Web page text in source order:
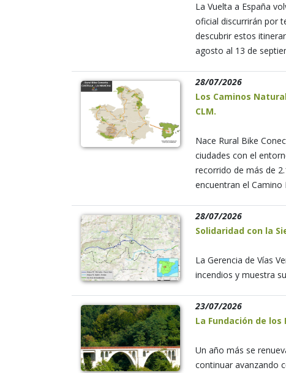
La Vuelta a España
oficial discurrirán por
descubrir estos
agosto al 13 de
28/07/2026
Los Caminos
CLM.
Nace Rural Bike
ciudades con el
recorrido de más de
encuentran el Camino
28/07/2026
Solidaridad con la
La Gerencia de Vías
incendios y muestra
23/07/2026
La Fundación de
Un año más se
continuar avanzando